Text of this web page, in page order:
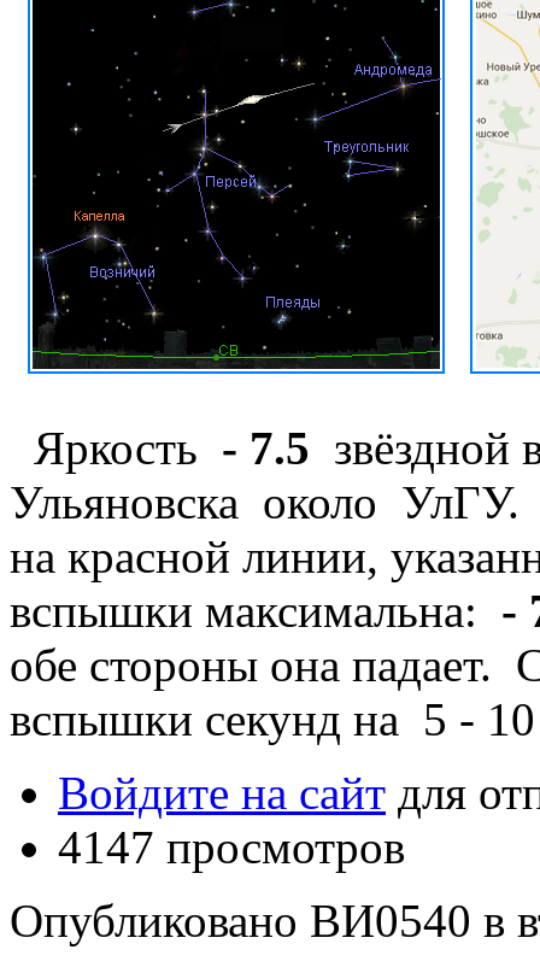
Яркость - 7.5 звёздной
Ульяновска около
на красной линии,
вспышки максимальна: -
обе стороны она падает.
вспышки секунд на 5 -
Войдите на сайт для
4147 просмотров
Опубликовано ВИ0540 в